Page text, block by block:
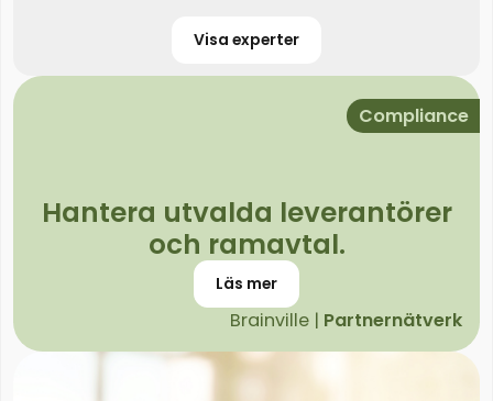
Visa experter
Compliance
Hantera utvalda leverantörer
och ramavtal.
Läs mer
Brainville | Partnernätverk